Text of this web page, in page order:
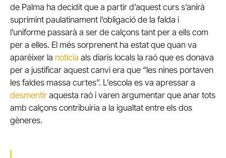
de Palma ha decidit que a partir d’aquest curs s’anirà
suprimint paulatinament l’obligació de la falda i
l’uniforme passarà a ser de calçons tant per a ells com
per a elles. El més sorprenent ha estat que quan va
aparèixer la notícia als diaris locals la raó que es donava
per a justificar aquest canvi era que “les nines portaven
les faldes massa curtes”. L’escola es va apressar a
desmentir aquesta raó i varen argumentar que anar tots
amb calçons contribuiria a la igualtat entre els dos
gèneres.